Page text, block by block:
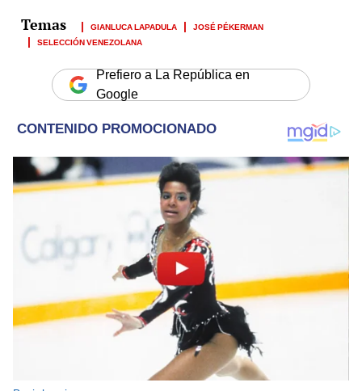
GIANLUCA LAPADULA
JOSÉ PÉKERMAN
SELECCIÓN VENEZOLANA
Prefiero a La República en
Google